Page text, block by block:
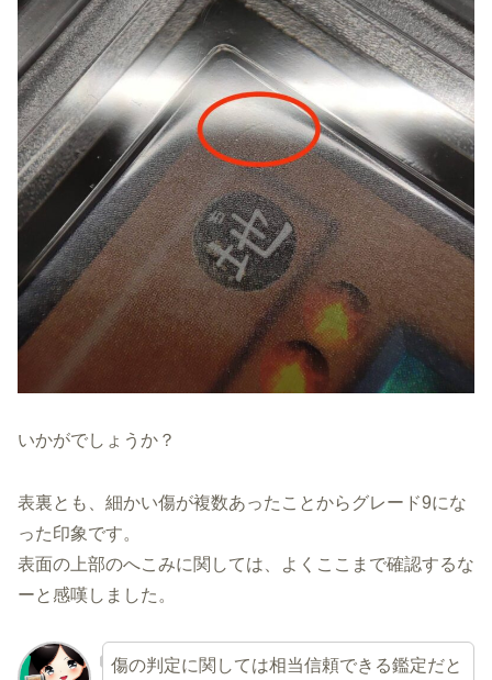
いかがでしょうか？
表裏とも、細かい傷が複数あったことからグレード9にな
った印象です。
表面の上部のへこみに関しては、よくここまで確認するな
ーと感嘆しました。
傷の判定に関しては相当信頼できる鑑定だと